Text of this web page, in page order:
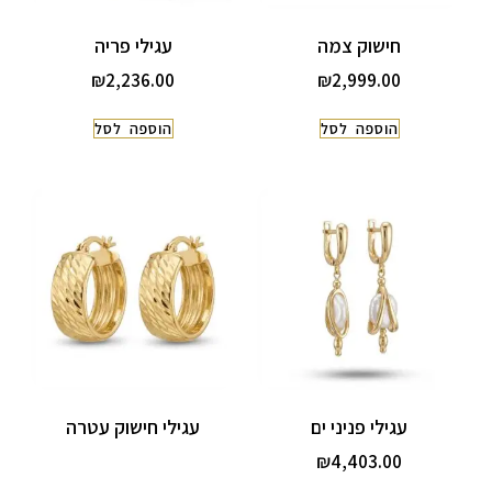
חישוק צמה
₪2,999.00
הוספה לסל
עגילי פריה
₪2,236.00
הוספה לסל
עגילי פניני ים
₪4,403.00
עגילי חישוק עטרה